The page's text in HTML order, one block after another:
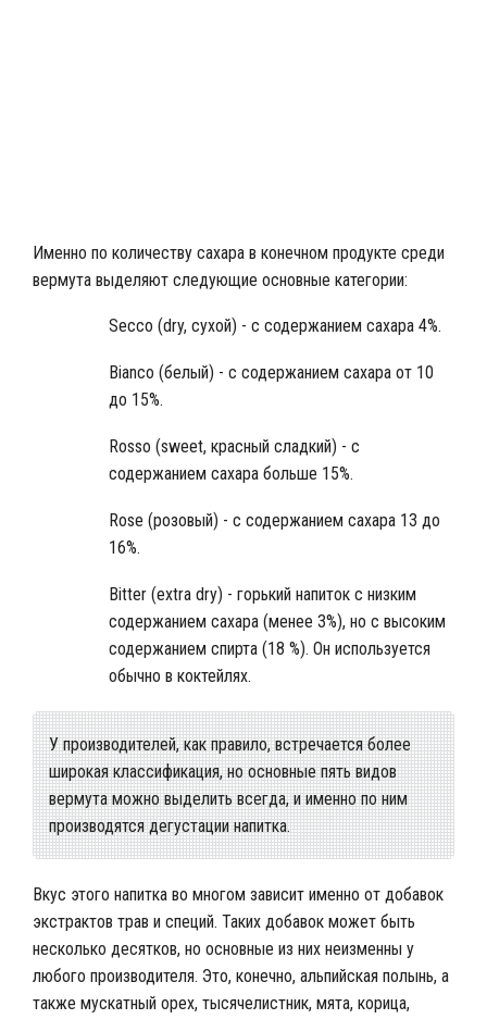
Именно по количеству сахара в конечном продукте среди
вермута выделяют следующие основные категории:
Secco (dry, сухой) - с содержанием сахара 4%.
Bianco (белый) - с содержанием сахара от 10
до 15%.
Rosso (sweet, красный сладкий) - с
содержанием сахара больше 15%.
Rose (розовый) - с содержанием сахара 13 до
16%.
Bitter (extra dry) - горький напиток с низким
содержанием сахара (менее 3%), но с высоким
содержанием спирта (18 %). Он используется
обычно в коктейлях.
У производителей, как правило, встречается более
широкая классификация, но основные пять видов
вермута можно выделить всегда, и именно по ним
производятся дегустации напитка.
Вкус этого напитка во многом зависит именно от добавок
экстрактов трав и специй. Таких добавок может быть
несколько десятков, но основные из них неизменны у
любого производителя. Это, конечно, альпийская полынь, а
также мускатный орех, тысячелистник, мята, корица,